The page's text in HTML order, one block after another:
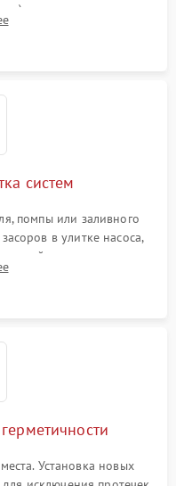
датчика мутности,
модуля управления.
систем
помпы или заливного
в улитке насоса,
ремонт платы
проводки.
Установка новых